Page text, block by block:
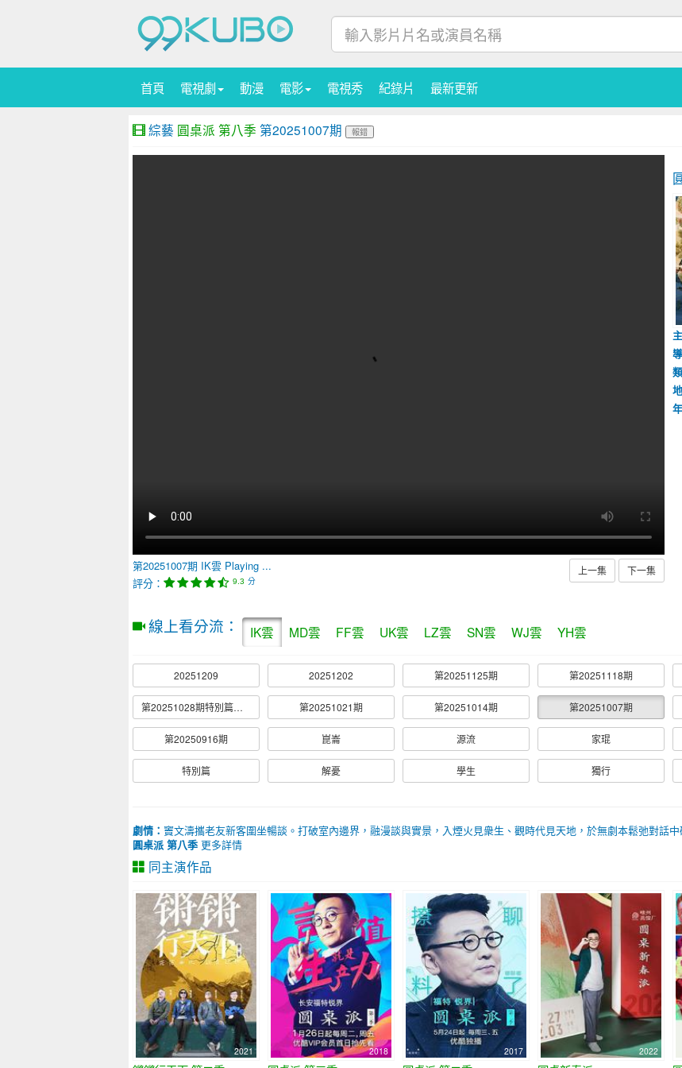
首頁 電視劇 動漫 電影 電視秀 紀錄片 最新更新
綜藝 圓桌派 第八季 第20251007期 報錯
第20251007期 IK雲 Playing ...
評分：
9.3 分
上一集 下一集
線上看分流： IK雲 MD雲 FF雲 UK雲 LZ雲 SN雲 WJ雲 YH雲
20251209 20251202 第20251125期 第20251118期
第20251028期特別篇圓桌見地分享會 第20251021期 第20251014期 第20251007期
第20250916期 崑崙 源流 家琨
特別篇 解憂 學生 獨行
劇情： 竇文濤攜老友新客圍坐暢談。打破室內邊界，融漫談與實景，入煙火見衆生、觀時代見天地，於無劇本鬆弛對話
圓桌派 第八季 更多詳情
同主演作品
2021 2018 2017 2022